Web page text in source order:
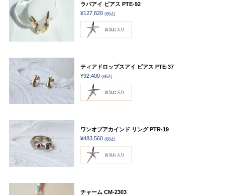
ラバアイ ピアス PTE-92
¥127,820 (税込)
ティアドロップスアイ ピアス PTE-37
¥92,400 (税込)
ワンオブアカインド リング PTR-19
¥483,560 (税込)
チャーム CM-2303